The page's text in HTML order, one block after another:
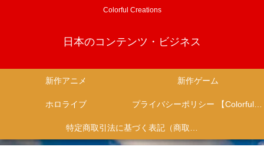
Colorful Creations
日本のコンテンツ・ビジネス
新作アニメ 新作ゲーム
ホロライブ プライバシーポリシー 【Colorful Creation】
特定商取引法に基づく表記（商取引に関する開示）